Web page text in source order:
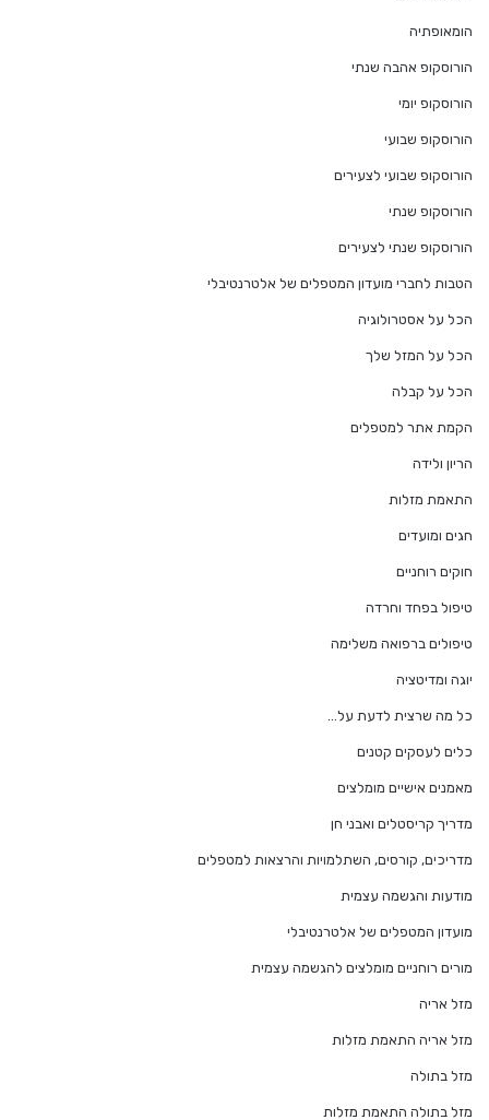
הומאופתיה
הורוסקופ אהבה שנתי
הורוסקופ יומי
הורוסקופ שבועי
הורוסקופ שבועי לצעירים
הורוסקופ שנתי
הורוסקופ שנתי לצעירים
הטבות לחברי מועדון המטפלים של אלטרנטיבלי
הכל על אסטרולוגיה
הכל על המזל שלך
הכל על קבלה
הקמת אתר למטפלים
הריון ולידה
התאמת מזלות
חגים ומועדים
חוקים רוחניים
טיפול בפחד וחרדה
טיפולים ברפואה משלימה
יוגה ומדיטציה
כל מה שרצית לדעת על…
כלים לעסקים קטנים
מאמנים אישיים מומלצים
מדריך קריסטלים ואבני חן
מדריכים, קורסים, השתלמויות והרצאות למטפלים
מודעות והגשמה עצמית
מועדון המטפלים של אלטרנטיבלי
מורים רוחניים מומלצים להגשמה עצמית
מזל אריה
מזל אריה התאמת מזלות
מזל בתולה
מזל בתולה התאמת מזלות